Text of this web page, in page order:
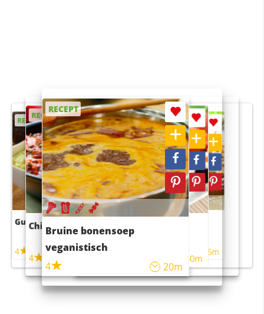
RECEPT
Guacamole
4
RECEPT
Chili con carne
4 45m
RECEPT
Bruine bonensoep
veganistisch
4
20m
RECEPT
Sushi rijstsalade
maaltijdsalade
40m
RECEPT
4 55m